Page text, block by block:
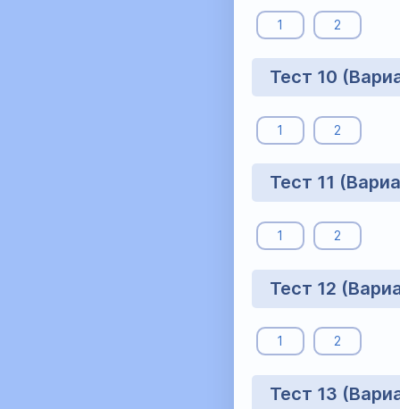
1 2
Тест 10
1 2
Тест 11
1 2
Тест 12
1 2
Тест 13